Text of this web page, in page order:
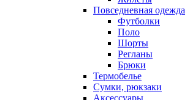
Повседневная одежда
Футболки
Поло
Шорты
Регланы
Брюки
Термобелье
Сумки, рюкзаки
Аксессуары